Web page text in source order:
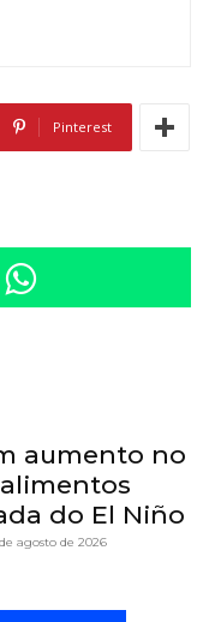
Pinterest
aumento no
do El Niño
agosto de 2026